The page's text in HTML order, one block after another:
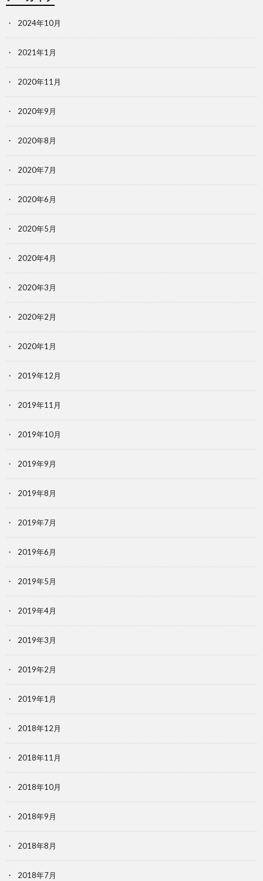
2024年10月
2021年1月
2020年11月
2020年9月
2020年8月
2020年7月
2020年6月
2020年5月
2020年4月
2020年3月
2020年2月
2020年1月
2019年12月
2019年11月
2019年10月
2019年9月
2019年8月
2019年7月
2019年6月
2019年5月
2019年4月
2019年3月
2019年2月
2019年1月
2018年12月
2018年11月
2018年10月
2018年9月
2018年8月
2018年7月